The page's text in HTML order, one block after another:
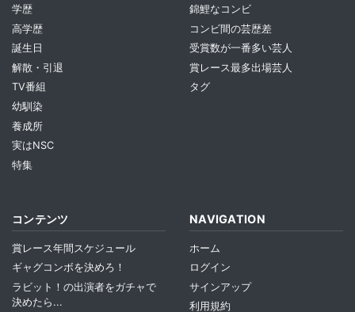
学歴
高学歴
誕生日
解散・引退
TV番組
幼馴染
養成所
実はNSC
特集
錦鯉なコンビ
コンビ間の芸歴差
受賞数が一番多い芸人
賞レース最多出場芸人
タグ
コンテンツ
賞レース年間スケジュール
ギャグコンボを決めろ！
ラビット！の出演者をガチャで
決めたら...
NAVIGATION
ホーム
ログイン
サインアップ
利用規約